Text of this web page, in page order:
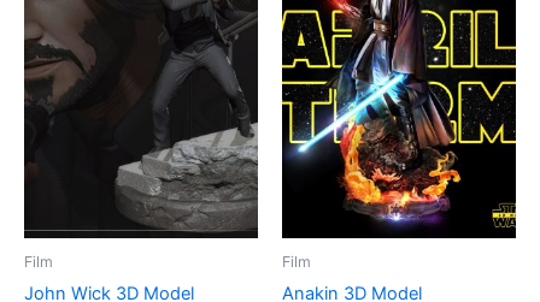
Film
John Wick 3D Model
Film
Anakin 3D Model